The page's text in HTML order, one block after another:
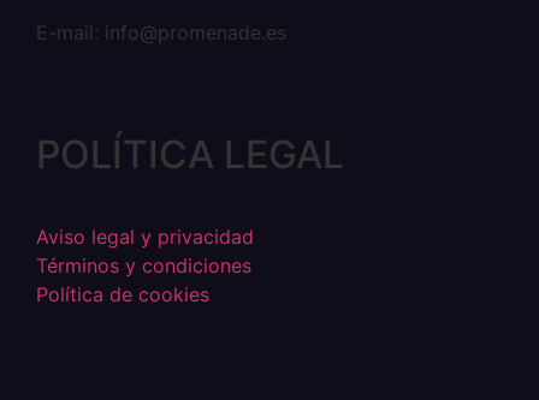
E-mail: info@promenade.es
POLÍTICA LEGAL
Aviso legal y privacidad
Términos y condiciones
Política de cookies